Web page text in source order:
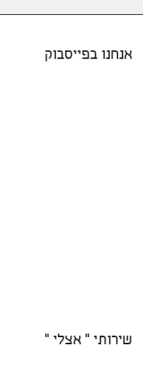
אנחנו בפייסבוק
שירותי " אצלי "